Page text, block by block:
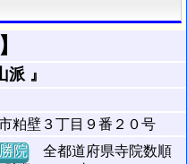
派 』
粕壁３丁目９番２０号
院全都道府県寺院数順